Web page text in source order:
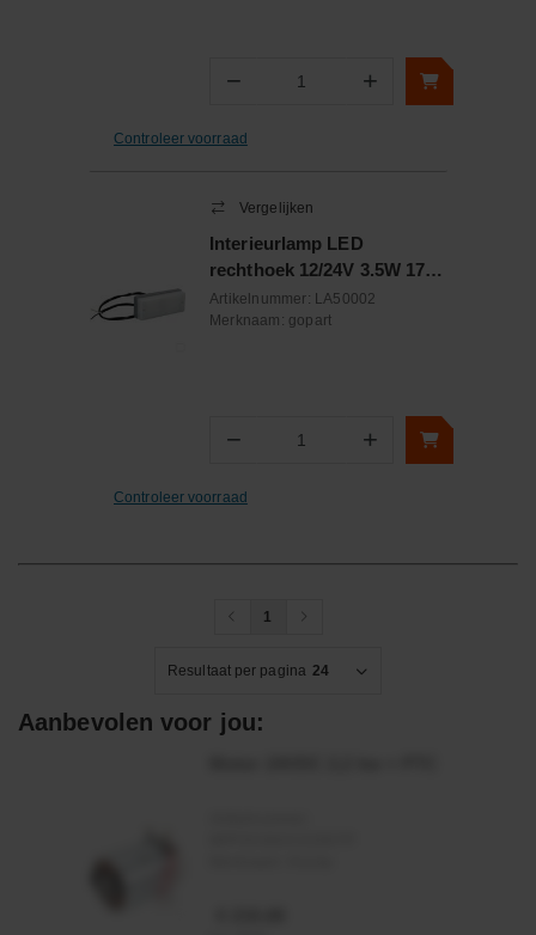
− Aantal +
Controleer voorraad
Vergelijken
Interieurlamp LED
rechthoek 12/24V 3.5W 170
Lumen
Artikelnummer: LA50002
Merknaam: gopart
− Aantal +
Controleer voorraad
1
Resultaat per pagina 24
Aanbevolen voor jou: